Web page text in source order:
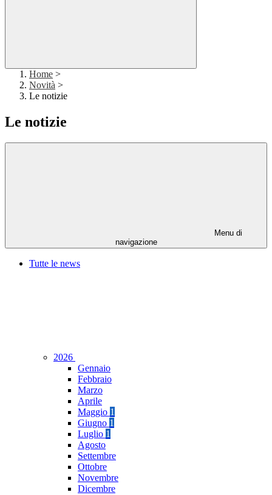
Home >
Novità >
Le notizie
Le notizie
Menu di
navigazione
Tutte le news
2026
Gennaio
Febbraio
Marzo
Aprile
Maggio 1
Giugno 1
Luglio 1
Agosto
Settembre
Ottobre
Novembre
Dicembre